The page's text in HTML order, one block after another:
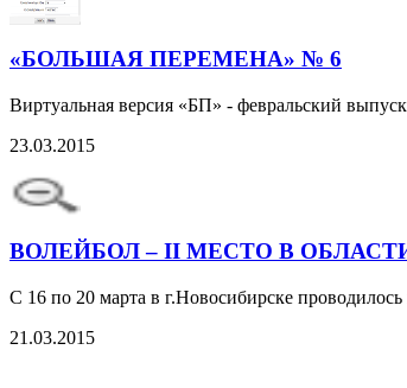
«БОЛЬШАЯ ПЕРЕМЕНА» № 6
Виртуальная версия «БП» - февральский
23.03.2015
ВОЛЕЙБОЛ – II МЕСТО В
С 16 по 20 марта в г.Новосибирске
21.03.2015